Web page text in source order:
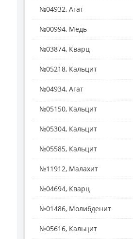
№04932, Агат
№00994, Медь
№03874, Кварц
№05218, Кальцит
№04934, Агат
№05150, Кальцит
№05304, Кальцит
№05585, Кальцит
№11912, Малахит
№04694, Кварц
№01486, Молибденит
№05616, Кальцит